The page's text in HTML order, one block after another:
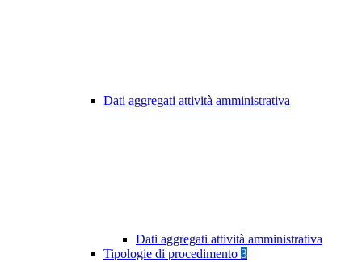
Dati aggregati attività amministrativa
Dati aggregati attività amministrativa
Tipologie di procedimento 3